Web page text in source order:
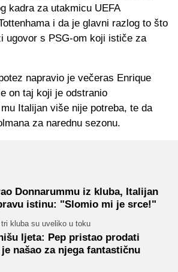
kadra za utakmicu UEFA
i da je glavni razlog to što
ugovor s PSG-om koji ističe za
napravio je večeras Enrique
on taj koji je odstranio
Italijan više nije potreba, te da
za narednu sezonu.
Donnarummu iz kluba, Italijan
istinu: "Slomio mi je srce!"
kluba su uveliko u toku
ljeta: Pep pristao prodati
našao za njega fantastičnu